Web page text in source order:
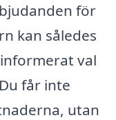
för
kan således
val
får inte
utan